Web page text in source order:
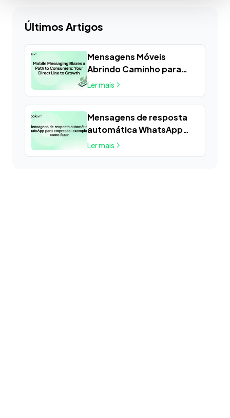
Últimos Artigos
Mensagens Móveis
Abrindo Caminho para
Consumidores: Sua Linha
Direta para o Crescimento
Ler mais
Mensagens de resposta
automática WhatsApp
para empresas: exemplos
e como fazer
Ler mais